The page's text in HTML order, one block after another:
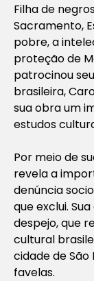
Filha de
Sacramento,
pobre, a
proteção de
patrocinou
brasileira,
sua obra um
estudos
Por meio de
revela a
denúncia
que exclui.
despejo, que
cultural
cidade de São
favelas.